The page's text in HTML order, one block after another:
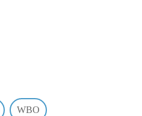
WBO